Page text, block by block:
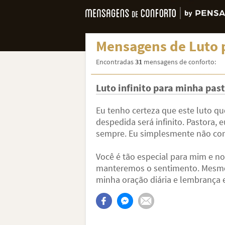
Mensagens de Luto
Encontradas31mensagens de conforto:
Luto infinito para minha
Eu tenho certeza que este luto
despedida será infinito. Pastora,
sempre. Eu simplesmente não
Você é tão especial para mim e
manteremos o sentimento.
minha oração diária e lembrança